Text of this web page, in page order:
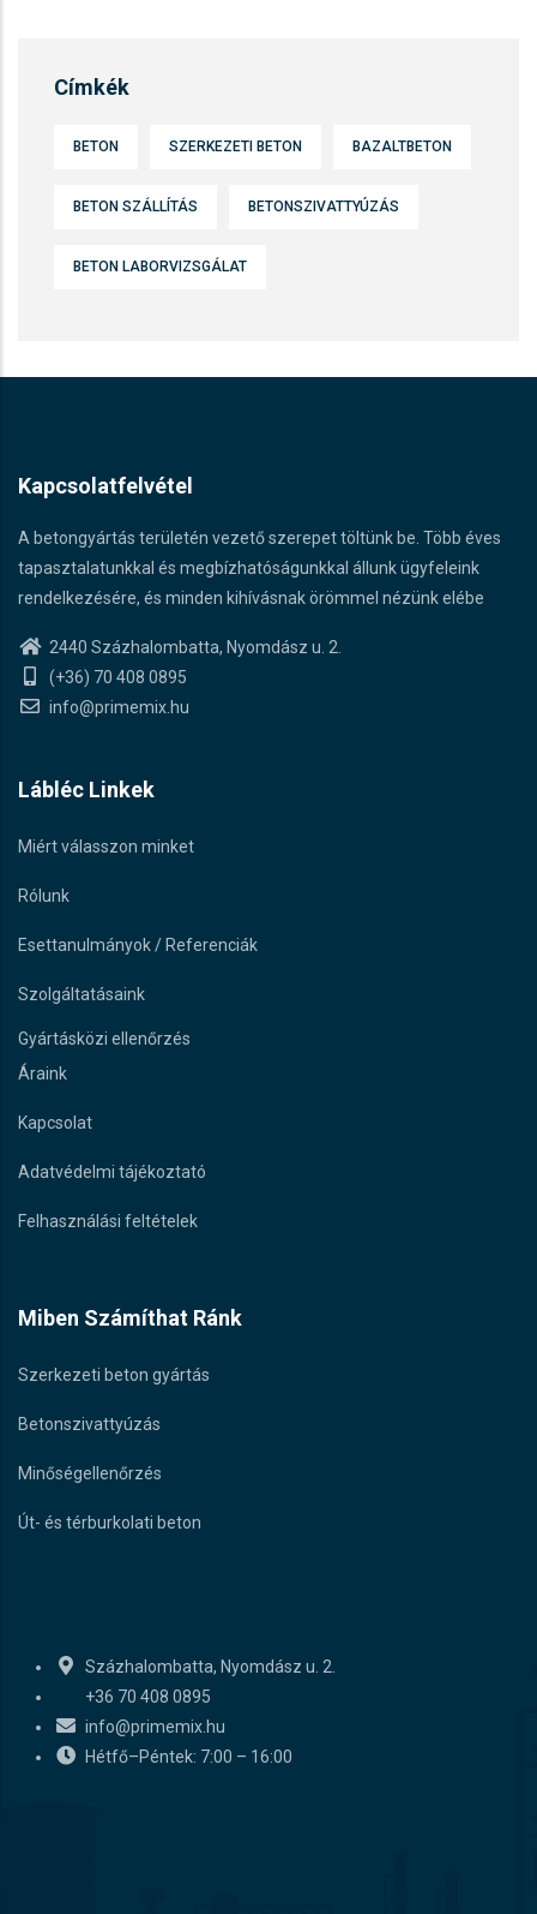
Címkék
BETON SZERKEZETI BETON BAZALTBETON
BETON SZÁLLÍTÁS BETONSZIVATTYÚZÁS
BETON LABORVIZSGÁLAT
Kapcsolatfelvétel
A betongyártás területén vezető szerepet töltünk be. Több éves
tapasztalatunkkal és megbízhatóságunkkal állunk ügyfeleink
rendelkezésére, és minden kihívásnak örömmel nézünk elébe
2440 Százhalombatta, Nyomdász u. 2.
(+36) 70 408 0895
info@primemix.hu
Lábléc Linkek
Miért válasszon minket
Rólunk
Esettanulmányok / Referenciák
Szolgáltatásaink
Gyártásközi ellenőrzés
Áraink
Kapcsolat
Adatvédelmi tájékoztató
Felhasználási feltételek
Miben Számíthat Ránk
Szerkezeti beton gyártás
Betonszivattyúzás
Minőségellenőrzés
Út- és térburkolati beton
Százhalombatta, Nyomdász u. 2.
+36 70 408 0895
info@primemix.hu
Hétfő–Péntek: 7:00 – 16:00